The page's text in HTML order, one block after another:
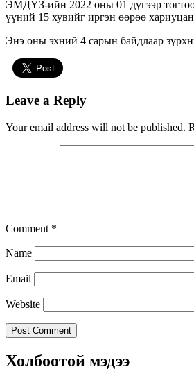
ЭМДҮЗ-ийн 2022 оны 01 дүгээр
үүний 15 хувийг иргэн өөрөө
Энэ оны эхний 4 сарын байдлаар
Leave a Reply
Your email address will not be published.
Comment *
Name
Email
Website
Холбоотой мэдээ